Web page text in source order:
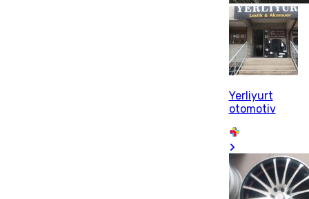
Yerliyurt
otomotiv